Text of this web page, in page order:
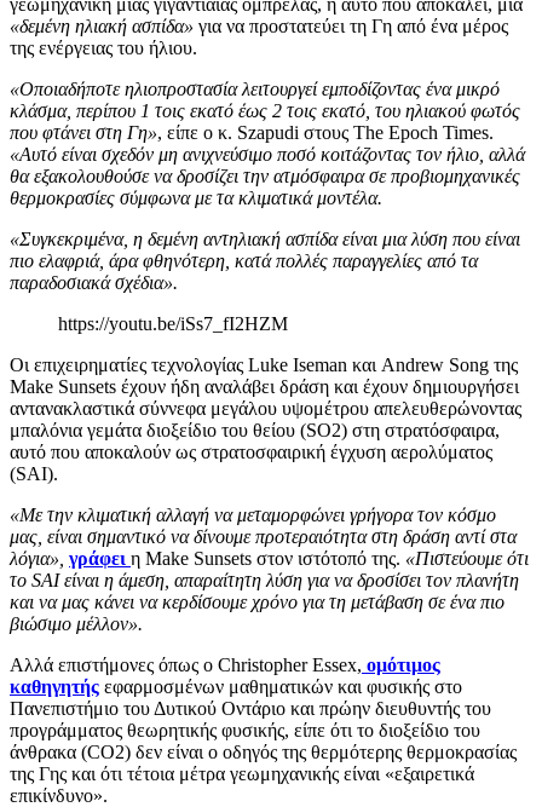
«δεμένη ηλιακή ασπίδα» για να προστατεύει τη Γη από ένα μέρος
της ενέργειας του ήλιου.
«Οποιαδήποτε ηλιοπροστασία λειτουργεί εμποδίζοντας ένα μικρό
κλάσμα, περίπου 1 τοις εκατό έως 2 τοις εκατό, του ηλιακού φωτός
που φτάνει στη Γη», είπε ο κ. Szapudi στους The Epoch Times.
«Αυτό είναι σχεδόν μη ανιχνεύσιμο ποσό κοιτάζοντας τον ήλιο, αλλά
θα εξακολουθούσε να δροσίζει την ατμόσφαιρα σε προβιομηχανικές
θερμοκρασίες σύμφωνα με τα κλιματικά μοντέλα.
«Συγκεκριμένα, η δεμένη αντηλιακή ασπίδα είναι μια λύση που είναι
πιο ελαφριά, άρα φθηνότερη, κατά πολλές παραγγελίες από τα
παραδοσιακά σχέδια».
https://youtu.be/iSs7_fI2HZM
Οι επιχειρηματίες τεχνολογίας Luke Iseman και Andrew Song της
Make Sunsets έχουν ήδη αναλάβει δράση και έχουν δημιουργήσει
αντανακλαστικά σύννεφα μεγάλου υψομέτρου απελευθερώνοντας
μπαλόνια γεμάτα διοξείδιο του θείου (SO2) στη στρατόσφαιρα,
αυτό που αποκαλούν ως στρατοσφαιρική έγχυση αερολύματος
(SAI).
«Με την κλιματική αλλαγή να μεταμορφώνει γρήγορα τον κόσμο
μας, είναι σημαντικό να δίνουμε προτεραιότητα στη δράση αντί στα
λόγια», γράφει η Make Sunsets στον ιστότοπό της. «Πιστεύουμε ότι
το SAI είναι η άμεση, απαραίτητη λύση για να δροσίσει τον πλανήτη
και να μας κάνει να κερδίσουμε χρόνο για τη μετάβαση σε ένα πιο
βιώσιμο μέλλον».
Αλλά επιστήμονες όπως ο Christopher Essex, ομότιμος
καθηγητής εφαρμοσμένων μαθηματικών και φυσικής στο
Πανεπιστήμιο του Δυτικού Οντάριο και πρώην διευθυντής του
προγράμματος θεωρητικής φυσικής, είπε ότι το διοξείδιο του
άνθρακα (CO2) δεν είναι ο οδηγός της θερμότερης θερμοκρασίας
της Γης και ότι τέτοια μέτρα γεωμηχανικής είναι «εξαιρετικά
επικίνδυνο».